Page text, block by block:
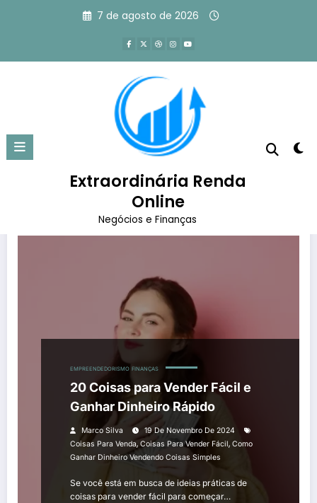
7 de agosto de 2026
Extraordinária Renda
Online
Negócios e Finanças
Tag: coisas para vender fácil
EMPREENDEDORISMO FINANÇAS
20 Coisas para Vender Fácil e
Ganhar Dinheiro Rápido
Marco Silva
19 De Novembro De 2024
Coisas Para Venda,Coisas Para Vender Fácil, Como
Ganhar Dinheiro Vendendo Coisas Simples
Se você está em busca de ideias práticas de
coisas para vender fácil para começar…